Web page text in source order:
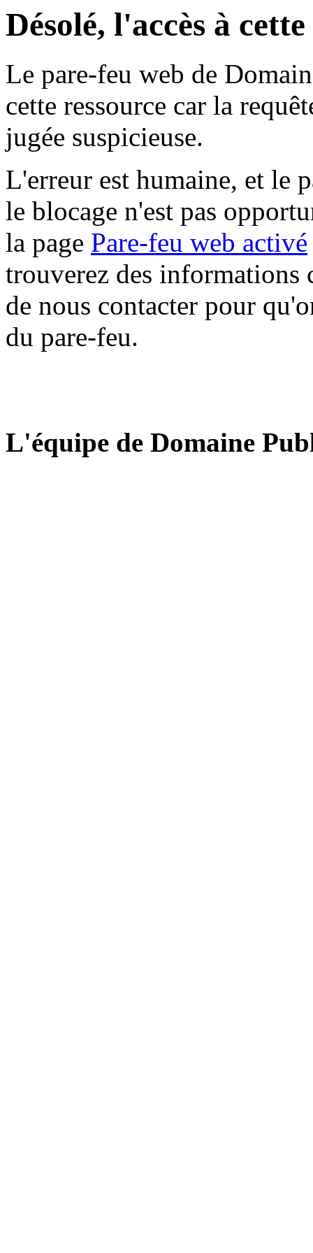
Désolé, l'accès à
Le pare-feu web de
cette ressource car la
jugée suspicieuse.
L'erreur est humaine, et le
le blocage n'est pas
la page Pare-feu web activé
trouverez des informations
de nous contacter pour
du pare-feu.
L'équipe de Domaine